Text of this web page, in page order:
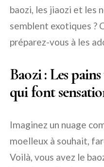
baozi, les jiaozi et les
semblent exotiques ?
préparez-vous à les
Baozi : Les
qui font
Imaginez un nuage
moelleux à souhait,
Voilà, vous avez le